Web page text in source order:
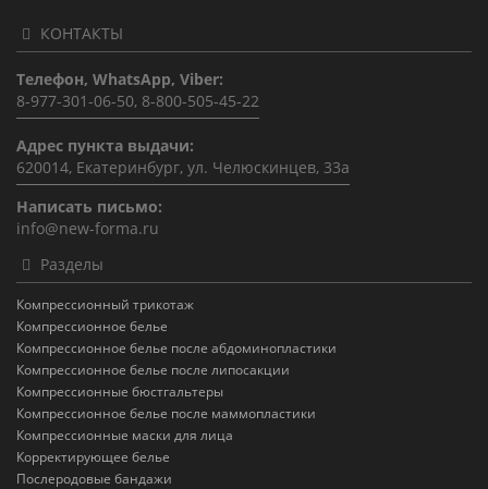
КОНТАКТЫ
Телефон, WhatsApp, Viber:
8-977-301-06-50, 8-800-505-45-22
Адрес пункта выдачи:
620014, Екатеринбург, ул. Челюскинцев, 33а
Написать письмо:
info@new-forma.ru
Разделы
Компрессионный трикотаж
Компрессионное белье
Компрессионное белье после абдоминопластики
Компрессионное белье после липосакции
Компрессионные бюстгальтеры
Компрессионное белье после маммопластики
Компрессионные маски для лица
Корректирующее белье
Послеродовые бандажи